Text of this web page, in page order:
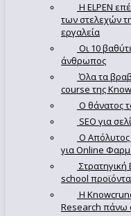
Η ELPEN
των στελεχών
εργαλεία
Οι 10
άνθρωπος
Όλα τα
course της
Ο θάνατος
SEO για
Ο Απόλυτoς
για Online
school προϊόντα
Η
Research πάνω